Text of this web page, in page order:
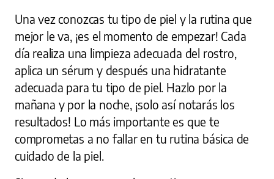
Una vez conozcas tu tipo de piel y la rutina que
mejor le va, ¡es el momento de empezar! Cada
día realiza una limpieza adecuada del rostro,
aplica un sérum y después una hidratante
adecuada para tu tipo de piel. Hazlo por la
mañana y por la noche, ¡solo así notarás los
resultados! Lo más importante es que te
comprometas a no fallar en tu rutina básica de
cuidado de la piel.